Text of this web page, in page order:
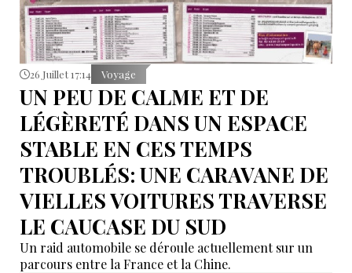
26 Juillet 17:14 Voyage
UN PEU DE CALME ET DE
LÉGÈRETÉ DANS UN ESPACE
STABLE EN CES TEMPS
TROUBLÉS: UNE CARAVANE DE
VIELLES VOITURES TRAVERSE
LE CAUCASE DU SUD
Un raid automobile se déroule actuellement sur un
parcours entre la France et la Chine.